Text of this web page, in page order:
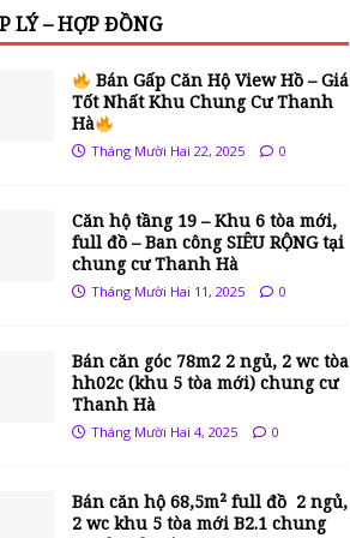
LÝ – HỢP ĐỒNG
Bán Gấp Căn Hộ View Hồ – Giá
Tốt Nhất Khu Chung Cư Thanh
Hà
Tháng Mười Hai 22, 2025 0
Căn hộ tầng 19 – Khu 6 tòa mới,
full đồ – Ban công SIÊU RỘNG tại
chung cư Thanh Hà
Tháng Mười Hai 11, 2025 0
Bán căn góc 78m2 2 ngủ, 2 wc tòa
hh02c (khu 5 tòa mới) chung cư
Thanh Hà
Tháng Mười Hai 4, 2025 0
Bán căn hộ 68,5m² full đồ 2 ngủ,
2 wc khu 5 tòa mới B2.1 chung